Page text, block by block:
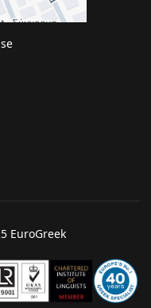
EuroGreek